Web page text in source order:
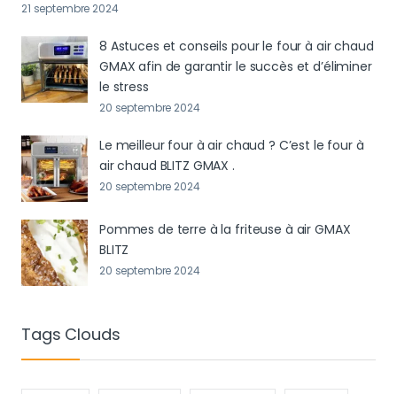
21 septembre 2024
8 Astuces et conseils pour le four à air chaud
GMAX afin de garantir le succès et d’éliminer
le stress
20 septembre 2024
Le meilleur four à air chaud ? C’est le four à
air chaud BLITZ GMAX .
20 septembre 2024
Pommes de terre à la friteuse à air GMAX
BLITZ
20 septembre 2024
Tags Clouds